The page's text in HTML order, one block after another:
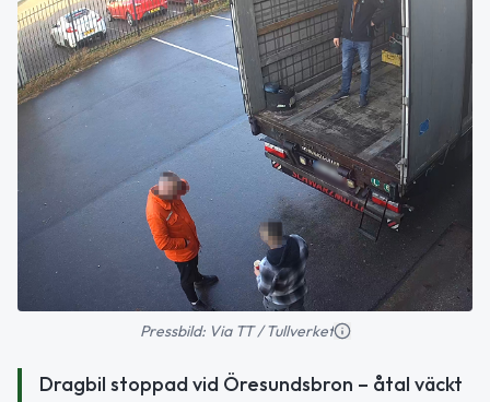
Pressbild: Via TT / Tullverket
Dragbil stoppad vid Öresundsbron – åtal väckt